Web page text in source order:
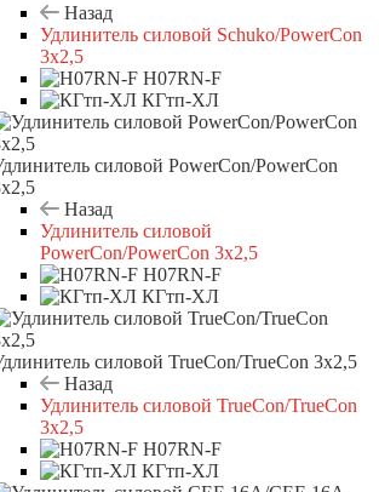
Назад
Удлинитель силовой Schuko/PowerCon
3х2,5
H07RN-F
КГтп-ХЛ
силовой PowerCon/PowerCon
Назад
Удлинитель силовой
PowerCon/PowerCon 3х2,5
H07RN-F
КГтп-ХЛ
силовой TrueCon/TrueCon 3х2,5
Назад
Удлинитель силовой TrueCon/TrueCon
3х2,5
H07RN-F
КГтп-ХЛ